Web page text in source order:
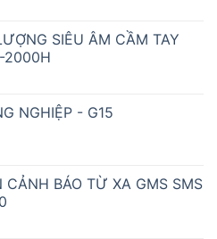
SIÊU ÂM CẦM TAY
2000H
NGHIỆP - G15
CẢNH BÁO TỪ XA GMS SMS